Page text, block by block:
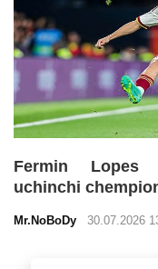
Fermin Lopes
uchinchi
Mr.NoBoDy 30.07.2026